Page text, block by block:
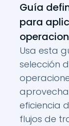
Guía
para
Usa esta
selección
eficiencia
flujos de